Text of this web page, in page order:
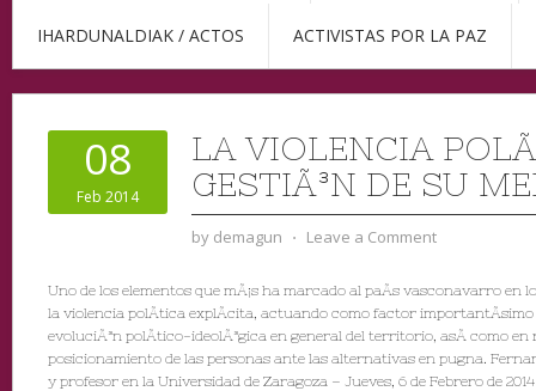
IHARDUNALDIAK / ACTOS ACTIVISTAS POR LA PAZ
08
Feb 2014
LA VIOLENCIA
GESTIÃ³N DE SU
by demagun ⋅ Leave a Comment
Uno de los elementos que mÃ¡s ha marcado al paÃ­s vasconavarro en
la violencia polÃ­tica explÃ­cita, actuando como factor importantÃ­simo
evoluciÃ³n polÃ­tico-ideolÃ³gica en general del territorio, asÃ­ como en
posicionamiento de las personas ante las alternativas en pugna.
y profesor en la Universidad de Zaragoza – Jueves, 6 de Febrero de